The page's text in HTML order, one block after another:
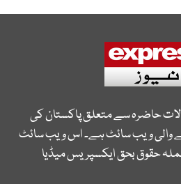
حاضرہ سے متعلق پاکستان کی
والی ویب سائٹ ہے۔ اس ویب سائٹ
حقوق بحق ایکسپریس میڈیا